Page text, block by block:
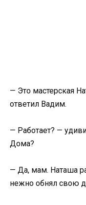
— Это мастерская
ответил Вадим.
— Работает? —
Дома?
— Да, мам. Наташа
нежно обнял свою